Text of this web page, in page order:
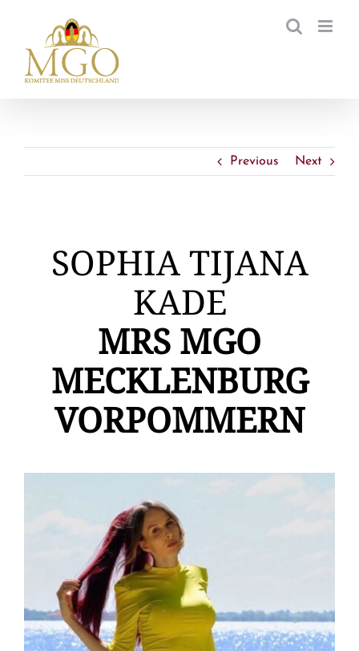
springen
Previous Next
SOPHIA TIJANA
KADE
MRS MGO
MECKLENBURG
VORPOMMERN